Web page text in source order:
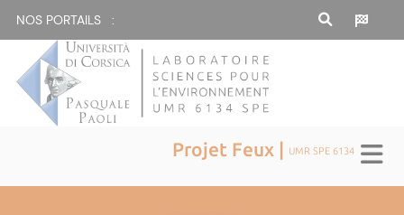
NOS PORTAILS :
Projet Feux | UMR SPE 6134